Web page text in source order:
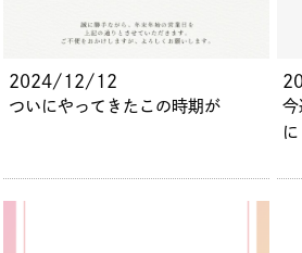
2024/12/12
ついにやってきたこの時期が
今
に